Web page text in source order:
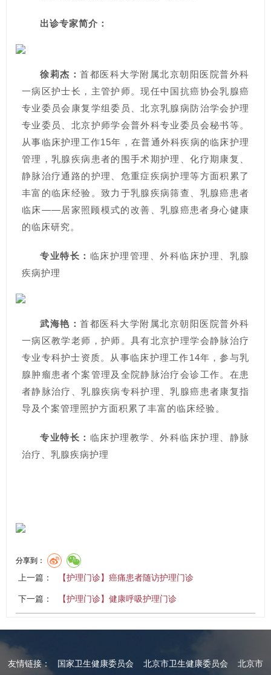
出诊专家简介：
徐莉杰： 首都医科大学附属北京朝阳医院普外科
一病区护士长，主管护师。现任中国抗癌协会乳腺癌
专业委员会康复学组委员、北京乳腺病防治学会护理
专业委员、北京护师学会普外科专业委员会秘书等。
从事临床护理工作15年，在普通外科疾病的临床护理
管理，乳腺疾病患者的围手术期护理、化疗期康复、
静脉治疗通路的护理、危重症疾病护理等方面积累了
丰富的临床经验。致力于乳腺疾病筛查、乳腺癌患者
临床——居家照顾模式的改善、乳腺癌患者身心健康
的临床研究。
专业特长： 临床护理管理、外科临床护理、乳腺
疾病护理
武海艳： 首都医科大学附属北京朝阳医院普外科
一病区教学老师，护师。具有北京护理学会静脉治疗
专业专科护士资质。从事临床护理工作14年，参与乳
腺肿瘤患者个案管理及全院静脉治疗会诊工作。在患
者静脉治疗、乳腺疾病专科护理、乳腺癌患者康复指
导及个案管理照护方面积累了丰富的临床经验。
专业特长： 临床护理教学、外科临床护理、静脉
治疗、乳腺疾病护理
分享到：
上一篇： 【护理门诊】癌痛患者随访护理门诊
下一篇： 【护理门诊】健康呼吸护理门诊
友情链接： 国家卫生健康委员会 北京市卫生健康委员会 北京市